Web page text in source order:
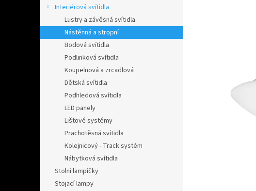
n
Interiérová svítidla
Lustry a závěsná svítidla
Nástěnná a stropní
Bodová svítidla
Podlinková svítidla
Koupelnová a zrcadlová
Dětská svítidla
Podhledová svítidla
LED panely
Lištové systémy
Prachotěsná svítidla
Kolejnicový - Track systém
Nábytková svítidla
Stolní lampičky
Stojací lampy